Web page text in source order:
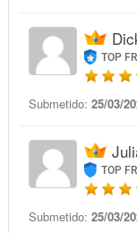
TOP
Submetido: 25/03/
TOP
Submetido: 25/03/